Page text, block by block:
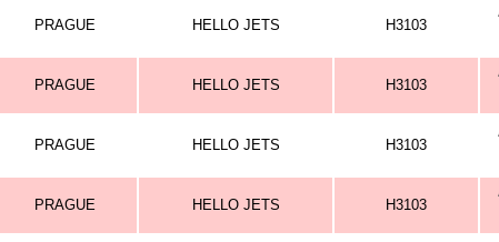
PRAGUE HELLO JETS H3103
PRAGUE HELLO JETS H3103
PRAGUE HELLO JETS H3103
PRAGUE HELLO JETS H3103